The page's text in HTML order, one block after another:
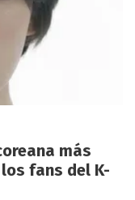
más
fans del K-